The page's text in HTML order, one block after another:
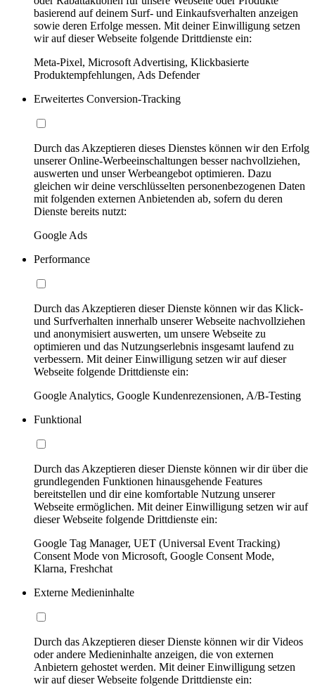
basierend auf deinem Surf- und Einkaufsverhalten anzeigen
sowie deren Erfolge messen. Mit deiner Einwilligung setzen
wir auf dieser Webseite folgende Drittdienste ein:
Meta-Pixel, Microsoft Advertising, Klickbasierte
Produktempfehlungen, Ads Defender
Erweitertes Conversion-Tracking
Durch das Akzeptieren dieses Dienstes können wir den Erfolg
unserer Online-Werbeeinschaltungen besser nachvollziehen,
auswerten und unser Werbeangebot optimieren. Dazu
gleichen wir deine verschlüsselten personenbezogenen Daten
mit folgenden externen Anbietenden ab, sofern du deren
Dienste bereits nutzt:
Google Ads
Performance
Durch das Akzeptieren dieser Dienste können wir das Klick-
und Surfverhalten innerhalb unserer Webseite nachvollziehen
und anonymisiert auswerten, um unsere Webseite zu
optimieren und das Nutzungserlebnis insgesamt laufend zu
verbessern. Mit deiner Einwilligung setzen wir auf dieser
Webseite folgende Drittdienste ein:
Google Analytics, Google Kundenrezensionen, A/B-Testing
Funktional
Durch das Akzeptieren dieser Dienste können wir dir über die
grundlegenden Funktionen hinausgehende Features
bereitstellen und dir eine komfortable Nutzung unserer
Webseite ermöglichen. Mit deiner Einwilligung setzen wir auf
dieser Webseite folgende Drittdienste ein:
Google Tag Manager, UET (Universal Event Tracking)
Consent Mode von Microsoft, Google Consent Mode,
Klarna, Freshchat
Externe Medieninhalte
Durch das Akzeptieren dieser Dienste können wir dir Videos
oder andere Medieninhalte anzeigen, die von externen
Anbietern gehostet werden. Mit deiner Einwilligung setzen
wir auf dieser Webseite folgende Drittdienste ein: